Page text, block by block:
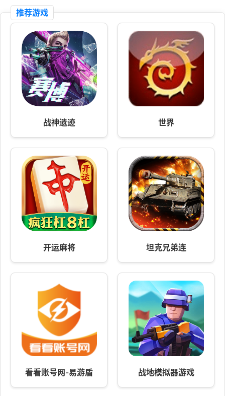
推荐游戏
战神遗迹 世界
开运麻将 坦克兄弟连
看看账号网-易游盾 战地模拟器游戏